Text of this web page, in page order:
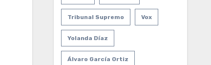
Tribunal Supremo Vox
Yolanda Díaz
Álvaro García Ortiz